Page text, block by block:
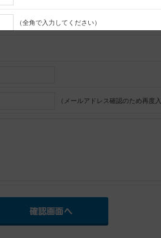
（全角で入力してください）
（メールアドレス確認のため再度